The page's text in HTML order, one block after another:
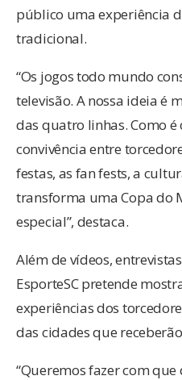
público uma experiência
tradicional.
“Os jogos todo mundo
televisão. A nossa ideia é
das quatro linhas. Como é
convivência entre
festas, as fan fests, a
transforma uma Copa do
especial”, destaca.
Além de vídeos,
EsporteSC pretende
experiências dos
das cidades que
“Queremos fazer com